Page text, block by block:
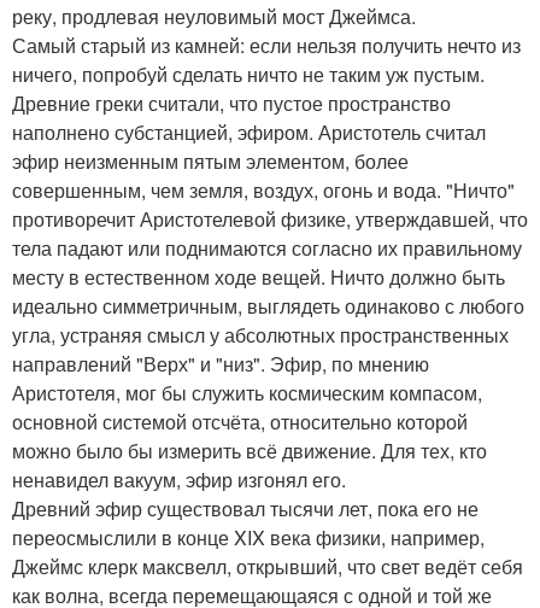
реку, продлевая неуловимый мост Джеймса.
Самый старый из камней: если нельзя получить нечто из
ничего, попробуй сделать ничто не таким уж пустым.
Древние греки считали, что пустое пространство
наполнено субстанцией, эфиром. Аристотель считал
эфир неизменным пятым элементом, более
совершенным, чем земля, воздух, огонь и вода. "Ничто"
противоречит Аристотелевой физике, утверждавшей, что
тела падают или поднимаются согласно их правильному
месту в естественном ходе вещей. Ничто должно быть
идеально симметричным, выглядеть одинаково с любого
угла, устраняя смысл у абсолютных пространственных
направлений "Верх" и "низ". Эфир, по мнению
Аристотеля, мог бы служить космическим компасом,
основной системой отсчёта, относительно которой
можно было бы измерить всё движение. Для тех, кто
ненавидел вакуум, эфир изгонял его.
Древний эфир существовал тысячи лет, пока его не
переосмыслили в конце XIX века физики, например,
Джеймс клерк максвелл, открывший, что свет ведёт себя
как волна, всегда перемещающаяся с одной и той же